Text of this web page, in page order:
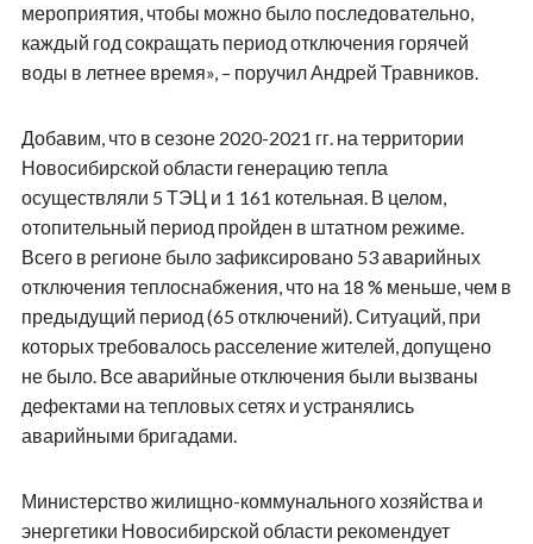
мероприятия, чтобы можно было последовательно,
каждый год сокращать период отключения горячей
воды в летнее время», – поручил Андрей Травников.
Добавим, что в сезоне 2020-2021 гг. на территории
Новосибирской области генерацию тепла
осуществляли 5 ТЭЦ и 1 161 котельная. В целом,
отопительный период пройден в штатном режиме.
Всего в регионе было зафиксировано 53 аварийных
отключения теплоснабжения, что на 18 % меньше, чем в
предыдущий период (65 отключений). Ситуаций, при
которых требовалось расселение жителей, допущено
не было. Все аварийные отключения были вызваны
дефектами на тепловых сетях и устранялись
аварийными бригадами.
Министерство жилищно-коммунального хозяйства и
энергетики Новосибирской области рекомендует